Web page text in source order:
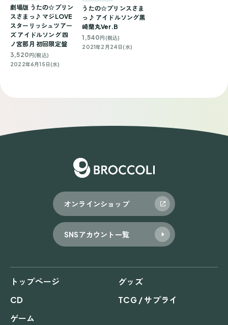
劇場版 うたの☆プリン
スさまっ♪ マジLOVE
スターリッシュツアー
ズ アイドルソング 四
ノ宮那月 初回限定盤
3,520 円(税込)
2022年6月15日(水)
うたの☆プリンスさま
っ♪ アイドルソング黒
崎蘭丸Ver.B
1,540円(税込)
2021年2月24日(水)
オンラインショップ
SNSアカウント一覧
トップページ
グッズ
CD
TCG / サプライ
ゲーム